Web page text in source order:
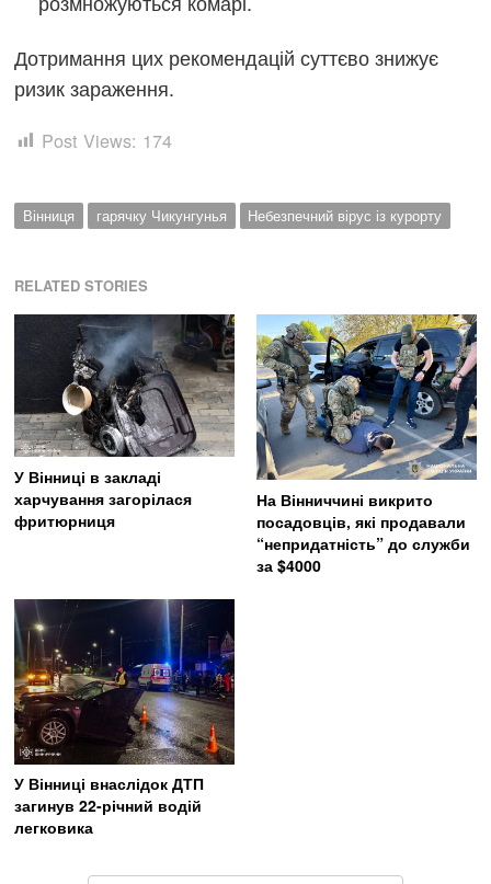
Дотримання цих рекомендацій суттєво знижує
ризик зараження.
Post Views: 174
Вінниця гарячку Чикунгунья Небезпечний вірус із курорту
RELATED STORIES
У Вінниці в закладі
харчування загорілася
фритюрниця
На Вінниччині викрито
посадовців, які продавали
“непридатність” до служби
за $4000
У Вінниці внаслідок ДТП
загинув 22-річний водій
легковика